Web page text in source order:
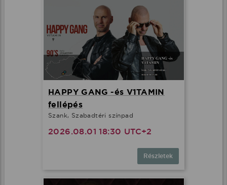
HAPPY GANG -és V1TAMIN
fellépés
Szank, Szabadtéri színpad
2026.08.01 18:30 UTC+2
Részletek